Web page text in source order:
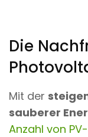
Die
Mit der
sauberer
Anzahl von